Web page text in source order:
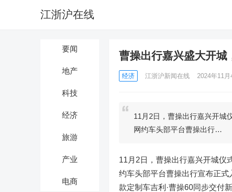
江浙沪在线
要闻
地产
科技
经济
旅游
产业
电商
曹操出行嘉兴盛大开城
经济 江浙沪新闻在线 2024年11
11月2日，曹操出行嘉兴开城
网约车头部平台曹操出行…
11月2日，曹操出行嘉兴开城仪
约车头部平台曹操出行宣布正
款定制车吉利·曹操60同步交付